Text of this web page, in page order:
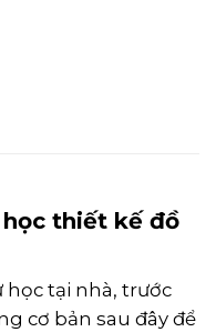
học thiết kế đồ
tại nhà, trước
cơ bản sau đây để